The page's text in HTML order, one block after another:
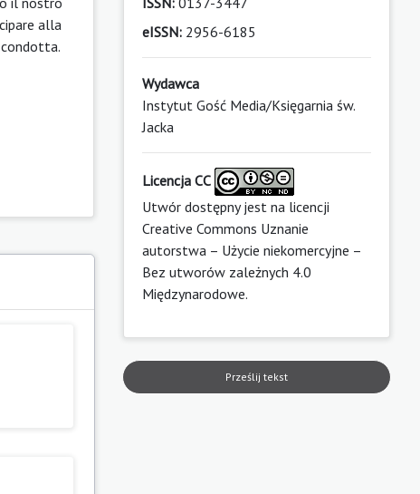
alla
eISSN:2956-6185
Wydawca
Instytut Gość Media/Księgarnia św.
Jacka
Licencja CC
Utwór dostępny jest na licencji
Creative Commons Uznanie
autorstwa – Użycie niekomercyjne –
Bez utworów zależnych 4.0
Międzynarodowe.
Prześlij tekst